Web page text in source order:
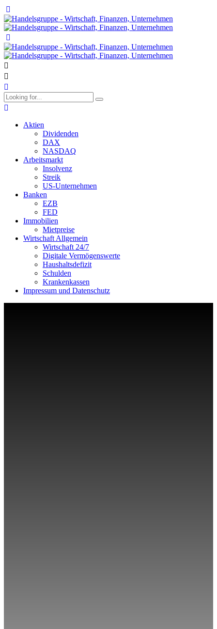
Aktien
Dividenden
DAX
NASDAQ
Arbeitsmarkt
Insolvenz
Streik
US-Unternehmen
Banken
EZB
FED
Immobilien
Mietpreise
Wirtschaft Allgemein
Wirtschaft 24/7
Digitale Vermögenswerte
Haushaltsdefizit
Schulden
Krankenkassen
Impressum und Datenschutz